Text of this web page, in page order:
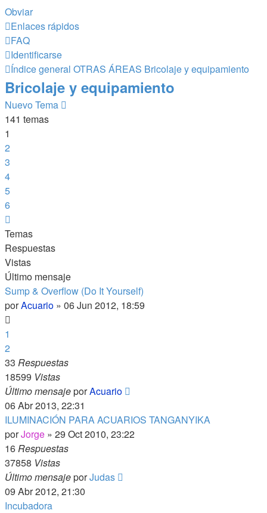
Obviar
Enlaces rápidos
FAQ
Identificarse
Índice general OTRAS ÁREAS Bricolaje y equipamiento
Bricolaje y equipamiento
Nuevo Tema
141 temas
1
2
3
4
5
6
Temas
Respuestas
Vistas
Último mensaje
Sump & Overflow (Do It Yourself)
porAcuario » 06 Jun 2012, 18:59
1
2
33 Respuestas
18599 Vistas
Último mensajeporAcuario
06 Abr 2013, 22:31
ILUMINACIÓN PARA ACUARIOS TANGANYIKA
porJorge » 29 Oct 2010, 23:22
16Respuestas
37858 Vistas
Último mensajeporJudas
09 Abr 2012, 21:30
Incubadora